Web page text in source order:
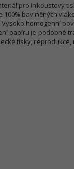
pro inkoustový
bavlněných
homogenní
papíru je podobné
tisky, reprodukce,